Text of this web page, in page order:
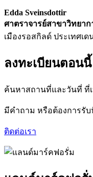
Edda Sveinsdottir
ศาตราจารย์สาขาวิทยา
เมืองรอสกิลด์ ประเทศเด
ลงทะเบียนตอนนี้
ค้นหาสถานที่และวันที่
มีคำถาม หรือต้องการรับ
ติดต่อเรา